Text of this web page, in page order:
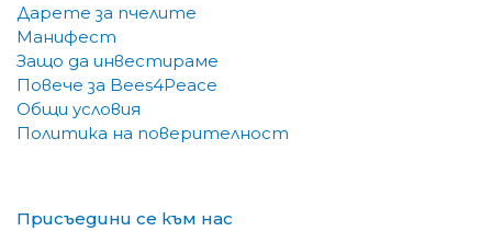
Дарете за пчелите
Манифест
Защо да инвестираме
Повече за Bees4Peace
Общи условия
Политика на поверителност
Присъедини се към нас